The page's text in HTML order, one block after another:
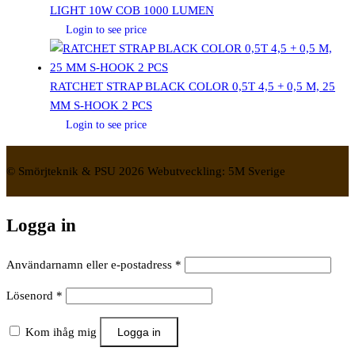
LIGHT 10W COB 1000 LUMEN
Login to see price
RATCHET STRAP BLACK COLOR 0,5T 4,5 + 0,5 M, 25
MM S-HOOK 2 PCS
Login to see price
© Smörjteknik & PSU 2026 Webutveckling: 5M Sverige
Logga in
Användarnamn eller e-postadress *
Lösenord *
Kom ihåg mig Logga in